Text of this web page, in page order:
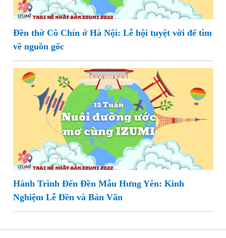
Đền thờ Cô Chín ở Hà Nội: Lễ hội tuyệt vời để tìm
về nguồn gốc
Hành Trình Đến Đền Mẫu Hưng Yên: Kinh
Nghiệm Lễ Đền và Bản Văn